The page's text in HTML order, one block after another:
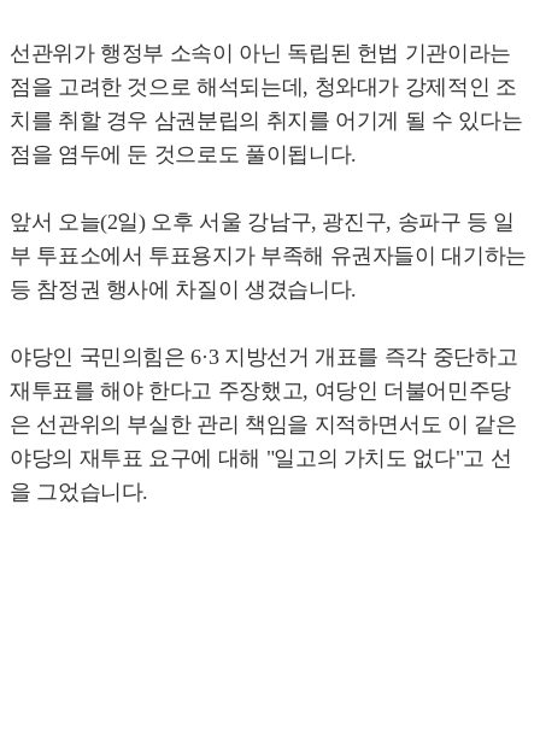
선관위가 행정부 소속이 아닌 독립된 헌법 기관이라는
점을 고려한 것으로 해석되는데, 청와대가 강제적인 조
치를 취할 경우 삼권분립의 취지를 어기게 될 수 있다는
점을 염두에 둔 것으로도 풀이됩니다.
앞서 오늘(2일) 오후 서울 강남구, 광진구, 송파구 등 일
부 투표소에서 투표용지가 부족해 유권자들이 대기하는
등 참정권 행사에 차질이 생겼습니다.
야당인 국민의힘은 6·3 지방선거 개표를 즉각 중단하고
재투표를 해야 한다고 주장했고, 여당인 더불어민주당
은 선관위의 부실한 관리 책임을 지적하면서도 이 같은
야당의 재투표 요구에 대해 "일고의 가치도 없다"고 선
을 그었습니다.